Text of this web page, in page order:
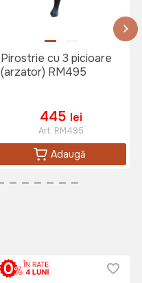
Pirostrie cu 3 picioare
(arzator) RM495
445 lei
Art: RM495
Adaugă